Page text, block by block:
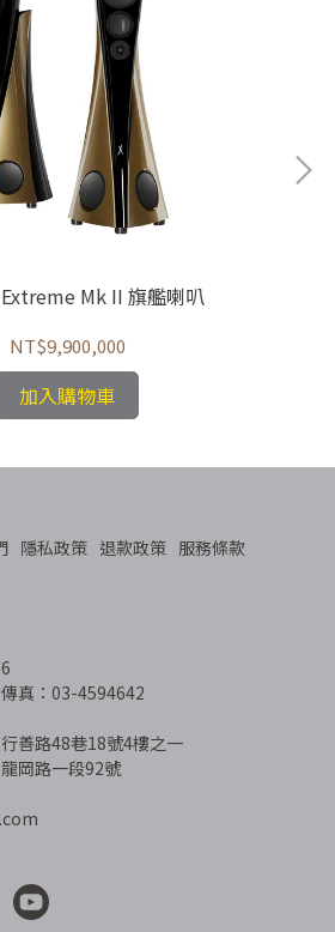
Mk II 旗艦喇叭
NT$9,900,000
加入購物車
隱私政策 退款政策 服務條款
真：03-4594642
善路48巷18號4樓之一
岡路一段92號